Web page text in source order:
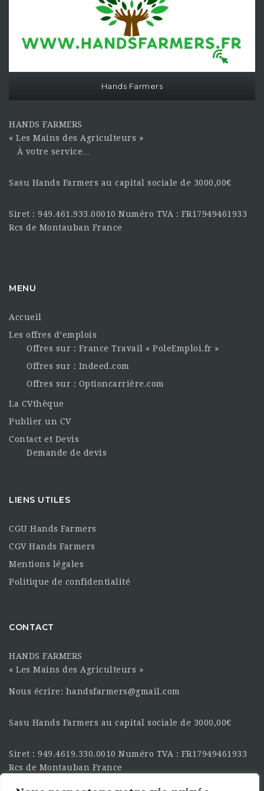
Hands Farmers
HANDS FARMERS
« Les Mains des Agriculteurs »
À votre service…
Sasu Hands Farmers au capital sociale de 3000,00€
Siret : 949.461.933.00010 Numéro TVA : FR17949461933
Rcs de Montauban France
MENU
Accueil
Les offres d’emplois
Offres sur : France Travail « PoleEmploi.fr »
Offres sur : Indeed.com
Offres sur : Optioncarrière.com
La CVthèque
Publier un CV
Contact et Devis
Demande de devis
LIENS UTILES
CGU Hands Farmers
CGV Hands Farmers
Mentions légales
Politique de confidentialité
CONTACT
HANDS FARMERS
« Les Mains des Agriculteurs »
Nous écrire: handsfarmers@gmail.com
Sasu Hands Farmers au capital sociale de 3000,00€
Siret : 949.4619.330.0010 Numéro TVA : FR17949461933
Rcs de Montauban France